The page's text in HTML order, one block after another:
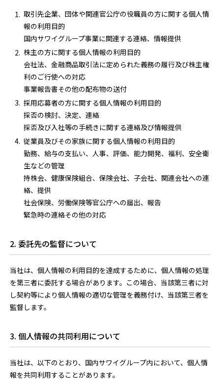
取引先企業、団体や関連官公庁の役職員の方に関する個人情
報の利用目的
国内サワイグループ事業に関連する連絡、情報提供
株主の方に関する個人情報の利用目的
会社法、金融商品取引法に定められた義務の履行及び株主権
利のご行使への対応
事業報告書その他の配布物の送付
採用応募者の方に関する個人情報の利用目的
採否の検討、決定、連絡
採否及び入社等の手続きに関する連絡及び情報提供
従業員及びその家族に関する個人情報の利用目的
勤務、給与の支払い、人事、評価、能力開発、福利、安全衛
生などの管理
持株会、健康保険組合、保険会社、子会社、関連会社への連
絡、提供
社会保険、労働保険等官公庁への届出、報告
緊急時の連絡その他の対応
2. 委託先の監督について
当社は、個人情報の利用目的を達成するために、個人情報の処理
を第三者に委託する場合があります。この場合、当該第三者に対
し契約等により個人情報の適切な管理を義務付け、当該第三者を
監督します。
3. 個人情報の共同利用について
当社は、以下のとおり、国内サワイグループ内において、個人情
報を共同利用することがあります。